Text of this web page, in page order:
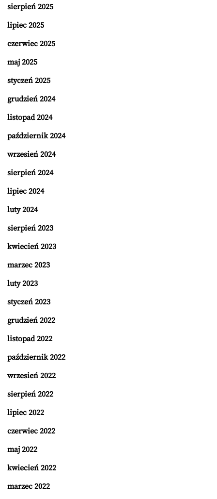
sierpień 2025
lipiec 2025
czerwiec 2025
maj 2025
styczeń 2025
grudzień 2024
listopad 2024
październik 2024
wrzesień 2024
sierpień 2024
lipiec 2024
luty 2024
sierpień 2023
kwiecień 2023
marzec 2023
luty 2023
styczeń 2023
grudzień 2022
listopad 2022
październik 2022
wrzesień 2022
sierpień 2022
lipiec 2022
czerwiec 2022
maj 2022
kwiecień 2022
marzec 2022